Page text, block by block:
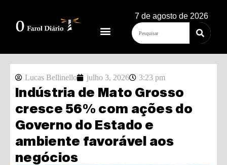
7 de agosto de 2026
Lucas Bellinello julho 3, 2026 3:23 pm
Indústria de Mato Grosso
cresce 56% com ações do
Governo do Estado e
ambiente favorável aos
negócios